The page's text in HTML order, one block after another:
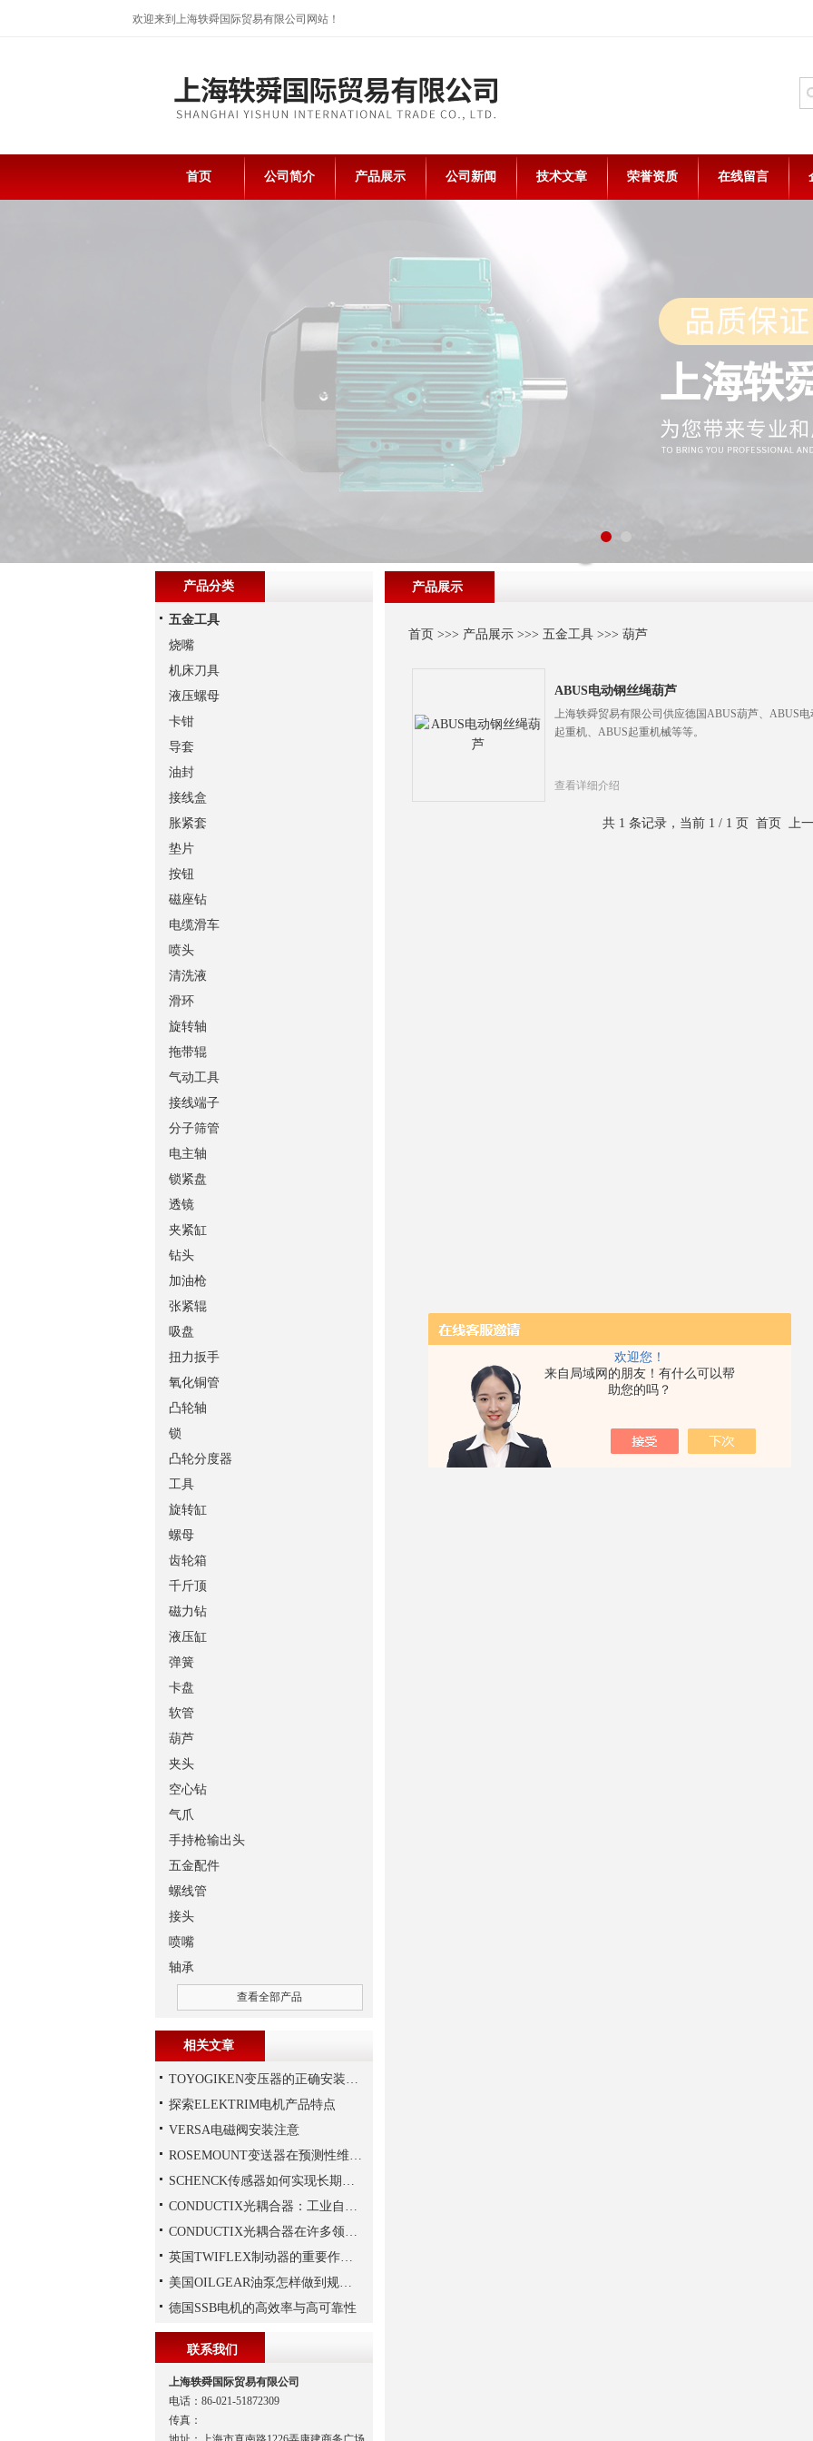
欢迎您！
来自局域网的朋友！有什么可以帮
助您的吗？
欢迎来到上海轶舜国际贸易有限公司网站！
首页 公司简介 产品展示 公司新闻 技术文章 荣誉资质 在线留言
产品展示
首页 >>> 产品展示 >>> 五金工具 >>>葫芦
ABUS电动钢丝绳葫芦
上海轶舜贸易有限公司供应德国ABUS葫芦、ABUS
起重机、ABUS起重机械等等。
查看详细介绍
共 1 条记录，当前 1 / 1 页 首页 上
产品分类
五金工具
烧嘴
机床刀具
液压螺母
卡钳
导套
油封
接线盒
胀紧套
垫片
按钮
磁座钻
电缆滑车
喷头
清洗液
滑环
旋转轴
拖带辊
气动工具
接线端子
分子筛管
电主轴
锁紧盘
透镜
夹紧缸
钻头
加油枪
张紧辊
吸盘
扭力扳手
氧化铜管
凸轮轴
锁
凸轮分度器
工具
旋转缸
螺母
齿轮箱
千斤顶
磁力钻
液压缸
弹簧
卡盘
软管
葫芦
夹头
空心钻
气爪
手持枪输出头
五金配件
螺线管
接头
喷嘴
轴承
查看全部产品
相关文章
TOYOGIKEN变压器的正确安装方式
探索ELEKTRIM电机产品特点
VERSA电磁阀安装注意
ROSEMOUNT变送器在预测性维护与数字化工厂中的实战应用
SCHENCK传感器如何实现长期稳定性？
CONDUCTIX光耦合器：工业自动化的“安全信使”
CONDUCTIX光耦合器在许多领域都得到了广泛的应用
英国TWIFLEX制动器的重要作用是什么？
美国OILGEAR油泵怎样做到规范安装
德国SSB电机的高效率与高可靠性
联系我们
上海轶舜国际贸易有限公司
电话：86-021-51872309
传真：